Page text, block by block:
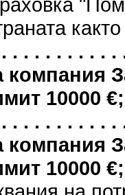
. . . . . . . . .
компания
10000 €;
. . . . . . . . .
компания
10000 €;